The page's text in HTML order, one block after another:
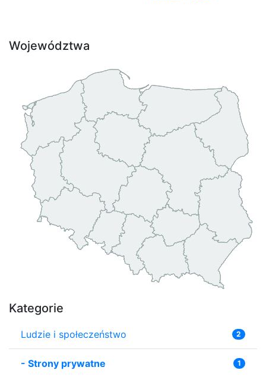
Województwa
Kategorie
Ludzie i społeczeństwo 2
- Strony prywatne 1